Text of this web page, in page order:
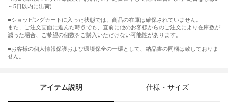
～5日以内に出荷)
■ショッピングカートに入った状態では、商品の在庫は確保されていません。
また、ご注文画面に進んだ時点でも、直前に他のお客様からのご注文により在庫数が
減った場合、ご希望の個数をご購入いただけない可能性があります。
■お客様の個人情報保護および環境保全の一環として、納品書の同梱は致しておりま
せん。
アイテム説明 仕様・サイズ